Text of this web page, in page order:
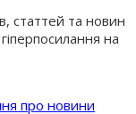
статтей та новин
на
про новини